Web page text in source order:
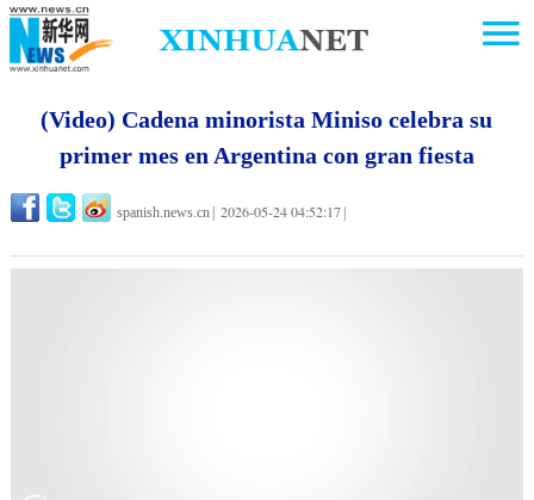
(Video) Cadena minorista Miniso celebra su
primer mes en Argentina con gran fiesta
spanish.news.cn 2026-05-24 04:52:17